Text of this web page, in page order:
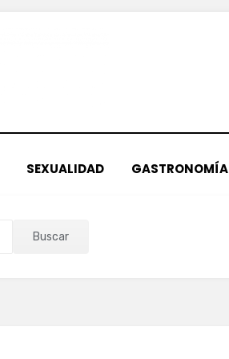
SEXUALIDAD GASTRONOMÍA
Buscar